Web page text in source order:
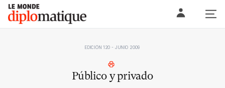
Skip
content
Le monde diplomatique
EDICIÓN 120 - JUNIO 2009
Público y privado